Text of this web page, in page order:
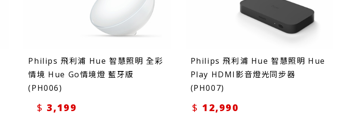
Philips 飛利浦 Hue 智慧照明 全彩
情境 Hue Go情境燈 藍牙版
(PH006)
3,199
Philips 飛利浦 Hue 智慧照明 Hue
Play HDMI影音燈光同步器
(PH007)
12,990